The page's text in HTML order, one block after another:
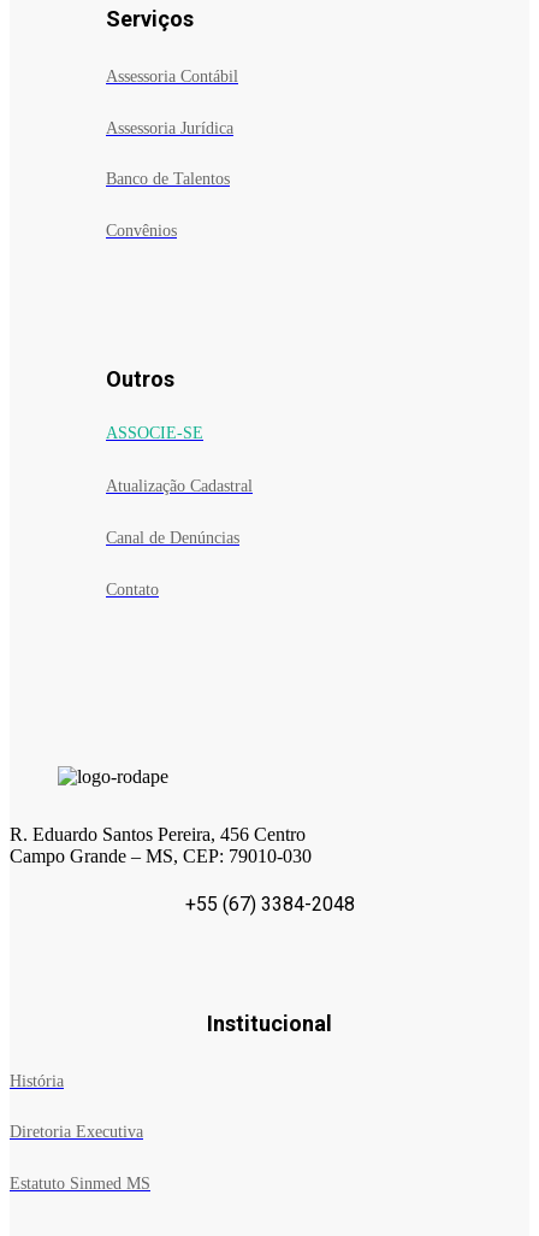
Serviços
Assessoria Contábil
Assessoria Jurídica
Banco de Talentos
Convênios
Outros
ASSOCIE-SE
Atualização Cadastral
Canal de Denúncias
Contato
R. Eduardo Santos Pereira, 456 Centro
Campo Grande – MS, CEP: 79010-030
+55 (67) 3384-2048
Institucional
História
Diretoria Executiva
Estatuto Sinmed MS